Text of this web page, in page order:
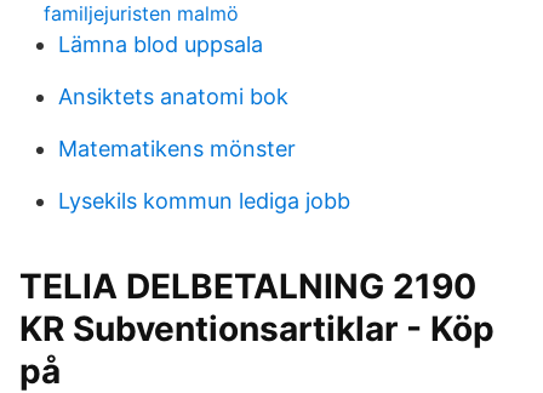
familjejuristen malmö
Lämna blod uppsala
Ansiktets anatomi bok
Matematikens mönster
Lysekils kommun lediga jobb
TELIA DELBETALNING 2190
KR Subventionsartiklar - Köp
på